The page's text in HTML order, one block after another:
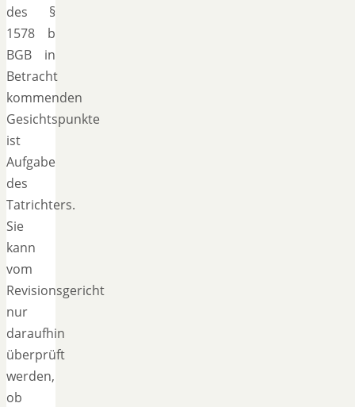
des §
1578 b
BGB in
Betracht
kommenden
Gesichtspunkte
ist
Aufgabe
des
Tatrichters.
Sie
kann
vom
Revisionsgericht
nur
daraufhin
überprüft
werden,
ob